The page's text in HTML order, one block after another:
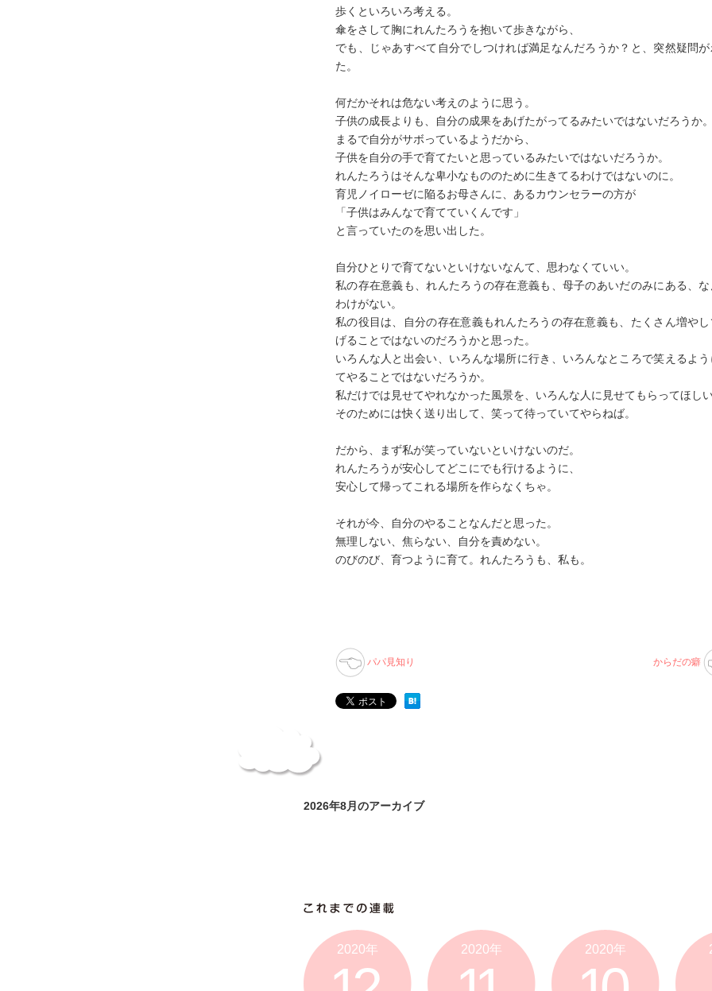
歩くといろいろ考える。
傘をさして胸にれんたろうを抱いて歩きながら、
でも、じゃあすべて自分でしつければ満足なんだろうか？と、突然疑問
た。
何だかそれは危ない考えのように思う。
子供の成長よりも、自分の成果をあげたがってるみたいではないだろうか
まるで自分がサボっているようだから、
子供を自分の手で育てたいと思っているみたいではないだろうか。
れんたろうはそんな卑小なもののために生きてるわけではないのに。
育児ノイローゼに陥るお母さんに、あるカウンセラーの方が
「子供はみんなで育てていくんです」
と言っていたのを思い出した。
自分ひとりで育てないといけないなんて、思わなくていい。
私の存在意義も、れんたろうの存在意義も、母子のあいだのみにある、
わけがない。
私の役目は、自分の存在意義もれんたろうの存在意義も、たくさん増や
げることではないのだろうかと思った。
いろんな人と出会い、いろんな場所に行き、いろんなところで笑えるよ
てやることではないだろうか。
私だけでは見せてやれなかった風景を、いろんな人に見せてもらってほし
そのためには快く送り出して、笑って待っていてやらねば。
だから、まず私が笑っていないといけないのだ。
れんたろうが安心してどこにでも行けるように、
安心して帰ってこれる場所を作らなくちゃ。
それが今、自分のやることなんだと思った。
無理しない、焦らない、自分を責めない。
のびのび、育つように育て。れんたろうも、私も。
パパ見知り からだの癖
2026年8月のアーカイブ
2020年 2020年 2020年